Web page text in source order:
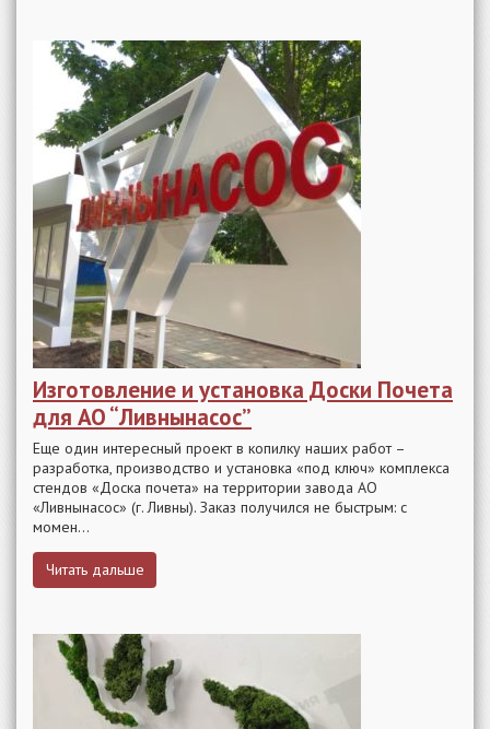
Изготовление и установка Доски Почета
для АО “Ливнынасос”
Еще один интересный проект в копилку наших работ –
разработка, производство и установка «под ключ» комплекса
стендов «Доска почета» на территории завода АО
«Ливнынасос» (г. Ливны). Заказ получился не быстрым: с
момен...
Читать дальше